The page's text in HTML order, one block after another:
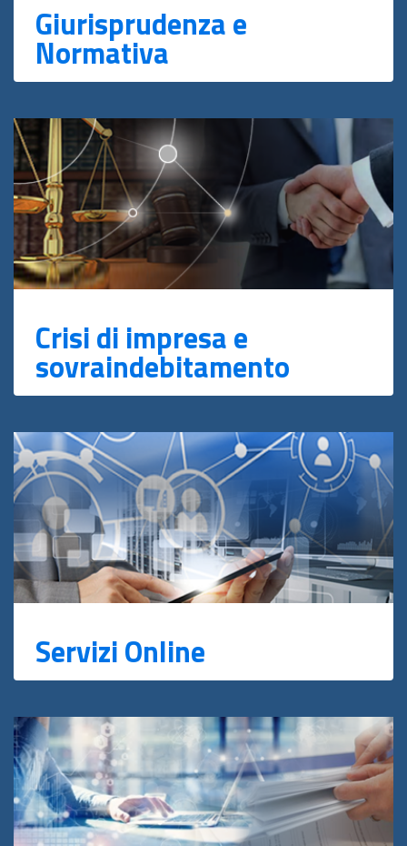
Giurisprudenza e
Normativa
Crisi di impresa e
sovraindebitamento
Servizi Online